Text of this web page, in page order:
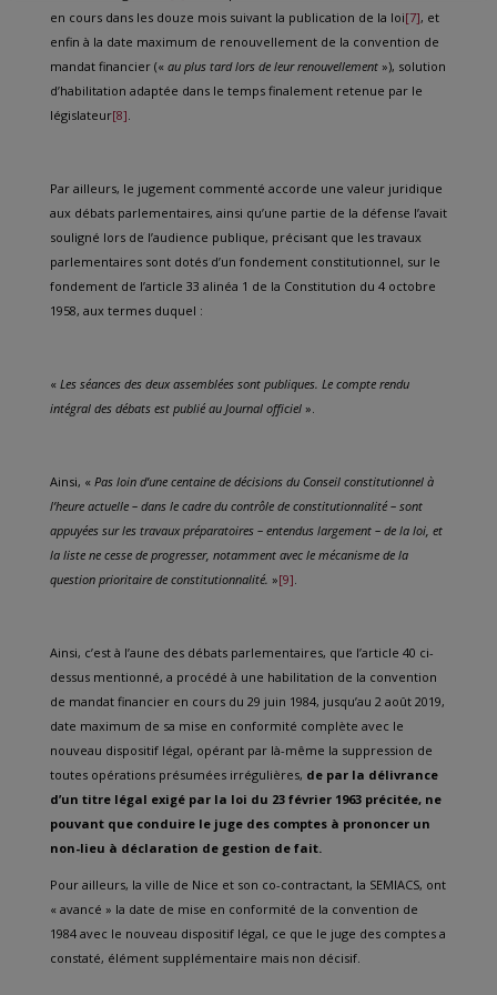
en cours dans les douze mois suivant la publication de la loi[7], et
enfin à la date maximum de renouvellement de la convention de
mandat financier (« au plus tard lors de leur renouvellement»), solution
d’habilitation adaptée dans le temps finalement retenue par le
législateur[8].
Par ailleurs, le jugement commenté accorde une valeur juridique
aux débats parlementaires, ainsi qu’une partie de la défense l’avait
souligné lors de l’audience publique, précisant que les travaux
parlementaires sont dotés d’un fondement constitutionnel, sur le
fondement de l’article 33 alinéa 1 de la Constitution du 4 octobre
1958, aux termes duquel :
« Les séances des deux assemblées sont publiques. Le compte rendu
intégral des débats est publié au Journal officiel».
Ainsi, « Pas loin d’une centaine de décisions du Conseil constitutionnel à
l’heure actuelle – dans le cadre du contrôle de constitutionnalité – sont
appuyées sur les travaux préparatoires – entendus largement – de la loi, et
la liste ne cesse de progresser, notamment avec le mécanisme de la
question prioritaire de constitutionnalité. »[9].
Ainsi, c’est à l’aune des débats parlementaires, que l’article 40 ci-
dessus mentionné, a procédé à une habilitation de la convention
de mandat financier en cours du 29 juin 1984, jusqu’au 2 août 2019,
date maximum de sa mise en conformité complète avec le
nouveau dispositif légal, opérant par là-même la suppression de
toutes opérations présumées irrégulières, de par la délivrance
d’un titre légal exigé par la loi du 23 février 1963 précitée, ne
pouvant que conduire le juge des comptes à prononcer un
non-lieu à déclaration de gestion de fait.
Pour ailleurs, la ville de Nice et son co-contractant, la SEMIACS, ont
« avancé » la date de mise en conformité de la convention de
1984 avec le nouveau dispositif légal, ce que le juge des comptes a
constaté, élément supplémentaire mais non décisif.